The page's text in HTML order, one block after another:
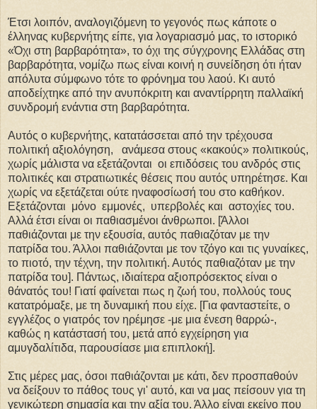
Έτσι λοιπόν, αναλογιζόμενη το γεγονός πως κάποτε ο
έλληνας κυβερνήτης είπε, για λογαριασμό μας, το ιστορικό
«Όχι στη βαρβαρότητα», το όχι της σύγχρονης Ελλάδας στη
βαρβαρότητα, νομίζω πως είναι κοινή η συνείδηση ότι ήταν
απόλυτα σύμφωνο τότε το φρόνημα του λαού. Κι αυτό
αποδείχτηκε από την ανυπόκριτη και αναντίρρητη παλλαϊκή
συνδρομή ενάντια στη βαρβαρότητα.
Αυτός ο κυβερνήτης, κατατάσσεται από την τρέχουσα
πολιτική αξιολόγηση, ανάμεσα στους «κακούς» πολιτικούς,
χωρίς μάλιστα να εξετάζονται οι επιδόσεις του ανδρός στις
πολιτικές και στρατιωτικές θέσεις που αυτός υπηρέτησε. Και
χωρίς να εξετάζεται ούτε ηναφοσίωσή του στο καθήκον.
Εξετάζονται μόνο εμμονές, υπερβολές και αστοχίες του.
Αλλά έτσι είναι οι παθιασμένοι άνθρωποι. [Άλλοι
παθιάζονται με την εξουσία, αυτός παθιαζόταν με την
πατρίδα του. Άλλοι παθιάζονται με τον τζόγο και τις γυναίκες,
το πιοτό, την τέχνη, την πολιτική. Αυτός παθιαζόταν με την
πατρίδα του]. Πάντως, ιδιαίτερα αξιοπρόσεκτος είναι ο
θάνατός του! Γιατί φαίνεται πως η ζωή του, πολλούς τους
κατατρόμαξε, με τη δυναμική που είχε. [Για φανταστείτε, ο
εγγλέζος ο γιατρός τον ηρέμησε -με μια ένεση θαρρώ-,
καθώς η κατάστασή του, μετά από εγχείρηση για
αμυγδαλίτιδα, παρουσίασε μια επιπλοκή].
Στις μέρες μας, όσοι παθιάζονται με κάτι, δεν προσπαθούν
να δείξουν το πάθος τους γι' αυτό, και να μας πείσουν για τη
γενικώτερη σημασία και την αξία του. Άλλο είναι εκείνο που